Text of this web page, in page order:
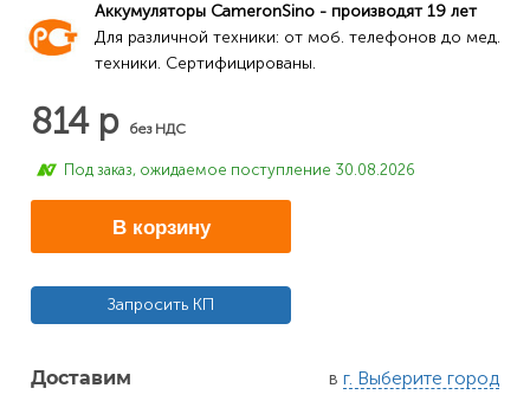
Аккумуляторы CameronSino - производят 19 лет
Для различной техники: от моб. телефонов до мед.
техники. Сертифицированы.
814 р без НДС
Под заказ, ожидаемое поступление 30.08.2026
В корзину
Запросить КП
Доставим в г. Выберите город